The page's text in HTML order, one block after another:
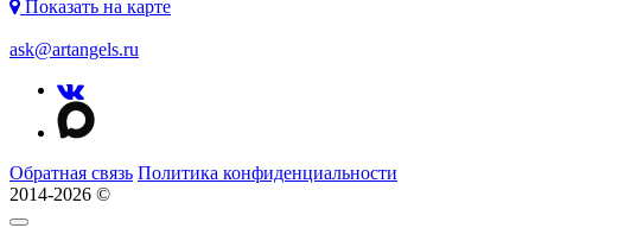
Показать на карте
ask@artangels.ru
Обратная связь Политика конфиденциальности
2014-2026 ©